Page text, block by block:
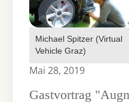
Michael Spitzer (Virtual
Vehicle Graz)
Mai 28, 2019
Gastvortrag